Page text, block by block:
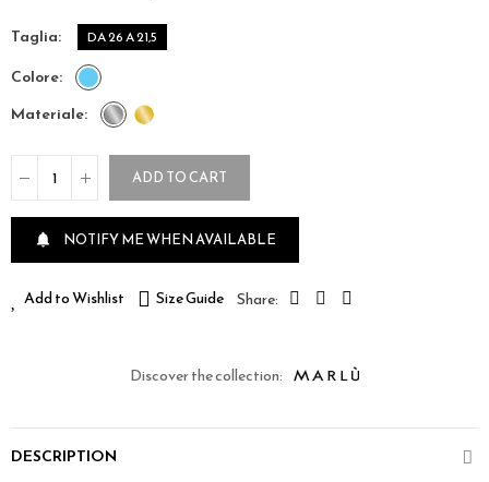
taglia DA 26 A 21,5
colore
materiale
ADD TO CART
 NOTIFY ME WHEN AVAILABLE
Add to Wishlist Size Guide
Discover the collection:
DESCRIPTION